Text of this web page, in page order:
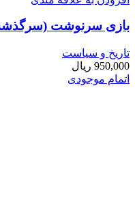
بازی سرنوشت
تاریخ و سیاست
950,000 ریال
اتمام موجودی